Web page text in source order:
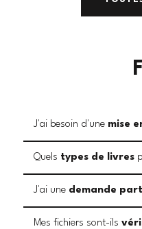
J'ai besoin d'une mise
Quels types de livres
J'ai une demande
Mes fichiers sont-ils